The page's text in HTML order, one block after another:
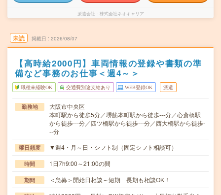
派遣会社 株式会社ネオキャリア
未読 掲載日 2026/08/07
【高時給2000円】車両情報の登録や書類の準
備など事務のお仕事＜週4～＞
職種未経験OK 交通費別途支給あり WEB登録OK 派遣
勤務地
大阪市中央区
本町駅から徒歩5分／堺筋本町駅から徒歩---分／心斎橋駅
から徒歩---分／四ツ橋駅から徒歩---分／西大橋駅から徒歩-
--分
曜日頻度 ▼週4・月～日・シフト制（固定シフト相談可）
時間 1日7h9:00～21:00の間
期間 ＜急募＞開始日相談～短期 長期も相談OK！